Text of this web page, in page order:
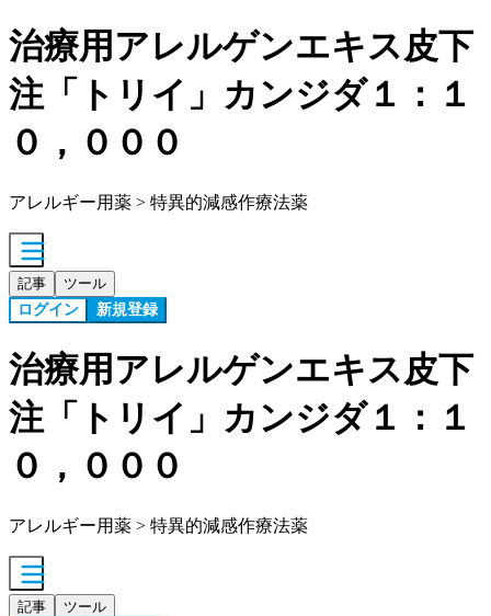
治療用アレルゲンエキス皮下
注「トリイ」カンジダ１：１
０，０００
アレルギー用薬 > 特異的減感作療法薬
記事 ツール
ログイン 新規登録
治療用アレルゲンエキス皮下
注「トリイ」カンジダ１：１
０，０００
アレルギー用薬 > 特異的減感作療法薬
記事 ツール